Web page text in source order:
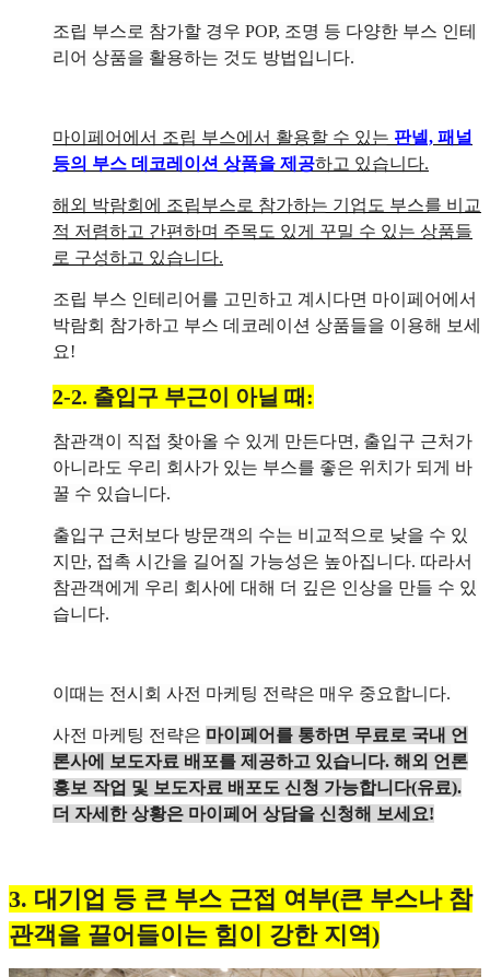
조립 부스로 참가할 경우 POP, 조명 등 다양한 부스 인테
리어 상품을 활용하는 것도 방법입니다.
마이페어에서 조립 부스에서 활용할 수 있는 판넬, 패널
등의 부스 데코레이션 상품을 제공하고 있습니다.
해외 박람회에 조립부스로 참가하는 기업도 부스를 비교
적 저렴하고 간편하며 주목도 있게 꾸밀 수 있는 상품들
로 구성하고 있습니다.
조립 부스 인테리어를 고민하고 계시다면 마이페어에서
박람회 참가하고 부스 데코레이션 상품들을 이용해 보세
요!
2-2. 출입구 부근이 아닐 때:
참관객이 직접 찾아올 수 있게 만든다면, 출입구 근처가
아니라도 우리 회사가 있는 부스를 좋은 위치가 되게 바
꿀 수 있습니다.
출입구 근처보다 방문객의 수는 비교적으로 낮을 수 있
지만, 접촉 시간을 길어질 가능성은 높아집니다. 따라서
참관객에게 우리 회사에 대해 더 깊은 인상을 만들 수 있
습니다.
이때는 전시회 사전 마케팅 전략은 매우 중요합니다.
사전 마케팅 전략은 마이페어를 통하면 무료로 국내 언
론사에 보도자료 배포를 제공하고 있습니다. 해외 언론
홍보 작업 및 보도자료 배포도 신청 가능합니다(유료).
더 자세한 상황은 마이페어 상담을 신청해 보세요!
3. 대기업 등 큰 부스 근접 여부(큰 부스나 참
관객을 끌어들이는 힘이 강한 지역)